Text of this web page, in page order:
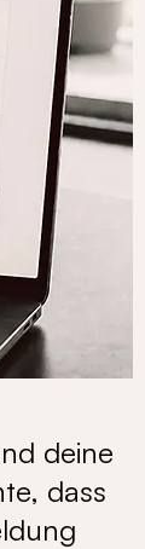
deine
dass